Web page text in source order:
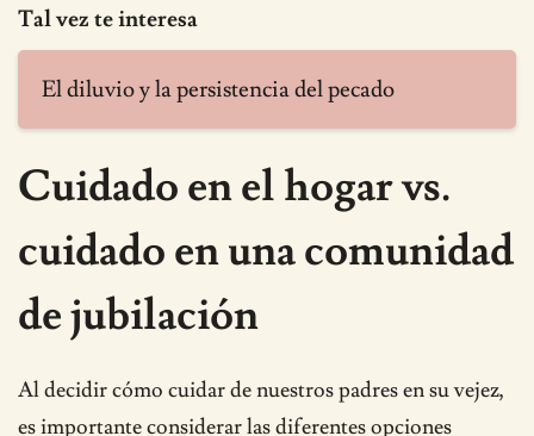
Tal vez te interesa
El diluvio y la persistencia del pecado
Cuidado en el hogar vs.
cuidado en una comunidad
de jubilación
Al decidir cómo cuidar de nuestros padres en su vejez,
es importante considerar las diferentes opciones